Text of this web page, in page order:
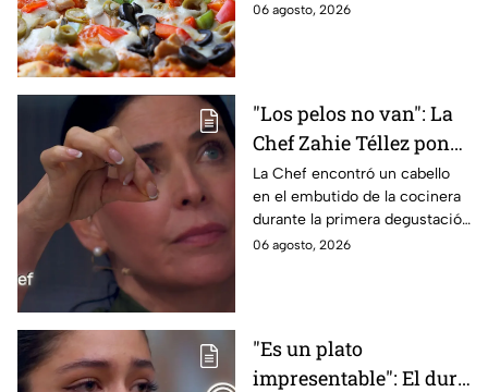
contamos todo lo que debes
06 agosto, 2026
"Los pelos no van": La
Chef Zahie Téllez pone
en evidencia a Carmen
en la gala de mandiles
negros de MasterChef
24/7
La Chef encontró un cabello
en el embutido de la cocinera
durante la primera degustación
de la noche
06 agosto, 2026
"Es un plato
impresentable": El duro